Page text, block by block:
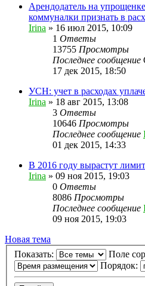
Арендодатель на
коммуналки признать в
Irina » 16 июл 2015, 10:09
1 Ответы
13755 Просмотры
Последнее сообщение
17 дек 2015, 18:50
УСН: учет в расходах
Irina » 18 авг 2015, 13:08
3 Ответы
10646 Просмотры
Последнее сообщение
01 дек 2015, 14:33
В 2016 году вырастут
Irina » 09 ноя 2015, 19:03
0 Ответы
8086 Просмотры
Последнее сообщение
09 ноя 2015, 19:03
Новая тема
Показать:
Поле
Порядок: